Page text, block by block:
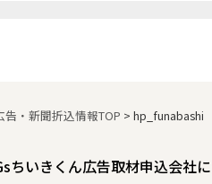
・新聞折込情報TOP >hp_funabashi
ちいきくん広告取材申込会社